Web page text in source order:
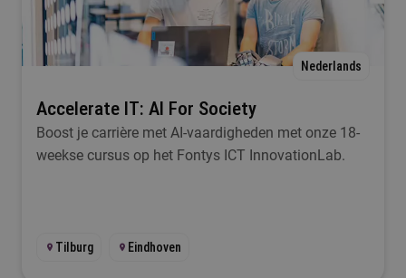
Nederlands
Accelerate IT: AI For Society
Boost je carrière met AI-vaardigheden met onze 18-
weekse cursus op het Fontys ICT InnovationLab.
Tilburg Eindhoven